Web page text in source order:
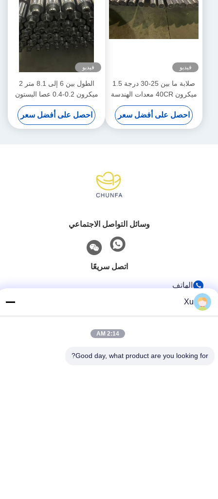
فيديو
صلابة ما بين 25-30 درجة 1.5
ميكرون 40CR معدات الهندسة
المكبسية المجوفة
احصل على أفضل سعر
فيديو
الطول بين 6 إلى 8.1 متر 2
ميكرون 0.2-0.4 عصا البستون
المجوفة
احصل على أفضل سعر
وسائل التواصل الاجتماعي
اتصل سريعًا
الهاتف
532072953@qq.com
العنوان
Xu
2:14 AM
Good day, what product are you looking for?